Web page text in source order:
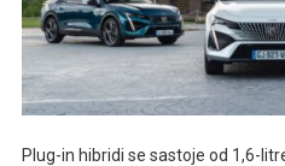
Plug-in hibridi se sastoje od 1,6-